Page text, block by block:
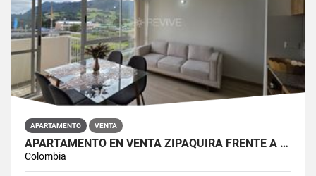
APARTAMENTO VENTA
APARTAMENTO EN VENTA ZIPAQUIRÁ FRENTE A LA UNIMINUTO
Colombia